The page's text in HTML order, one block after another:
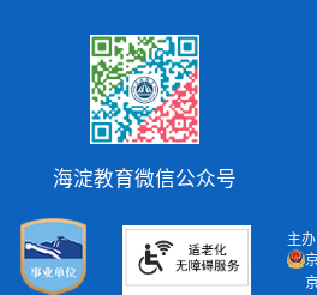
海淀教育微信公众号
主